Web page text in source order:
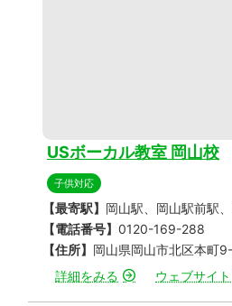
USボーカル教室 岡山校
子供対応
【最寄駅】 岡山駅、岡山駅前駅
【電話番号】 0120-169-288
【住所】 岡山県岡山市北区本町
詳細をみる
ウェブサイト